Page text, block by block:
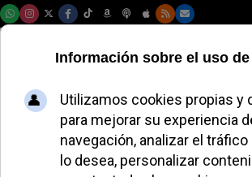
El nuncio
reúne con el